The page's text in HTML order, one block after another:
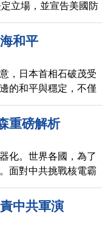
立場，並宣告美國防
訪印太地區。而台灣
密監控應處。
和平
，日本首相石破茂受
的和平與穩定，不僅
防衛大臣也緊盯共軍
區（EEZ）或出現相
重磅解析
化。世界各國，為了
面對中共挑戰核電霸
電網樞紐位置怎麼布
深度解析。
中共軍演